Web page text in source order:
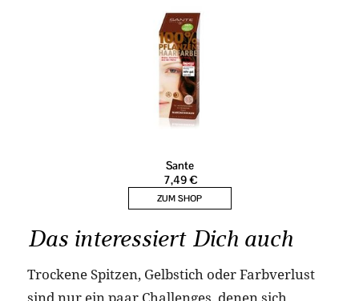
Das interessiert Dich auch
Trockene Spitzen, Gelbstich oder Farbverlust